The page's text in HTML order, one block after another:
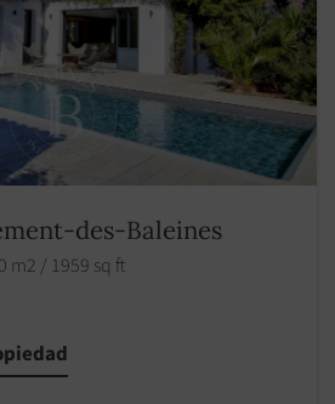
des-Baleines
m2 / 1959 sq ft